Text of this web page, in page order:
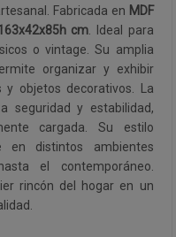
Fabricada en MDF
cm . Ideal para
o vintage. Su amplia
organizar y exhibir
y objetos decorativos. La
seguridad y estabilidad,
cargada. Su estilo
en distintos ambientes
el contemporáneo.
rincón del hogar en un